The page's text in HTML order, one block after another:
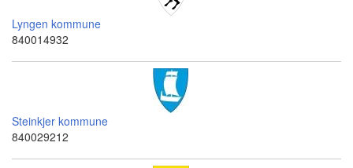
Lyngen kommune
840014932
Steinkjer kommune
840029212